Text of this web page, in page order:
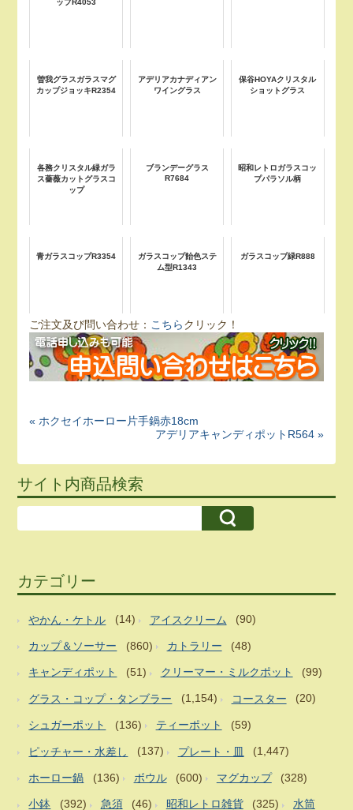
ップR4053
曽我グラスガラスマグ
カップジョッキR2354
アデリアカナディアン
ワイングラス
保谷HOYAクリスタル
ショットグラス
各務クリスタル緑ガラ
ス薔薇カットグラスコ
ップ
ブランデーグラス
R7684
昭和レトロガラスコッ
プパラソル柄
青ガラスコップR3354
ガラスコップ飴色ステ
ム型R1343
ガラスコップ緑R888
ご注文及び問い合わせ： こちらクリック！
« ホクセイホーロー片手鍋赤18cm
アデリアキャンディポットR564 »
サイト内商品検索
カテゴリー
やかん・ケトル (14) アイスクリーム (90)
カップ＆ソーサー (860) カトラリー (48)
キャンディポット (51) クリーマー・ミルクポット (99)
グラス・コップ・タンブラー (1,154) コースター (20)
シュガーポット (136) ティーポット (59)
ピッチャー・水差し (137) プレート・皿 (1,447)
ホーロー鍋 (136) ボウル (600) マグカップ (328)
小鉢 (392) 急須 (46) 昭和レトロ雑貨 (325) 水筒